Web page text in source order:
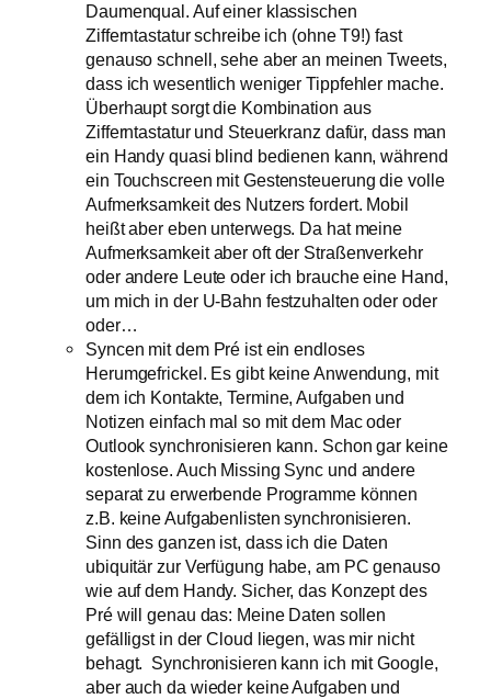
Daumenqual. Auf einer klassischen
Zifferntastatur schreibe ich (ohne T9!) fast
genauso schnell, sehe aber an meinen Tweets,
dass ich wesentlich weniger Tippfehler mache.
Überhaupt sorgt die Kombination aus
Zifferntastatur und Steuerkranz dafür, dass man
ein Handy quasi blind bedienen kann, während
ein Touchscreen mit Gestensteuerung die volle
Aufmerksamkeit des Nutzers fordert. Mobil
heißt aber eben unterwegs. Da hat meine
Aufmerksamkeit aber oft der Straßenverkehr
oder andere Leute oder ich brauche eine Hand,
um mich in der U-Bahn festzuhalten oder oder
oder…
Syncen mit dem Pré ist ein endloses
Herumgefrickel. Es gibt keine Anwendung, mit
dem ich Kontakte, Termine, Aufgaben und
Notizen einfach mal so mit dem Mac oder
Outlook synchronisieren kann. Schon gar keine
kostenlose. Auch Missing Sync und andere
separat zu erwerbende Programme können
z.B. keine Aufgabenlisten synchronisieren.
Sinn des ganzen ist, dass ich die Daten
ubiquitär zur Verfügung habe, am PC genauso
wie auf dem Handy. Sicher, das Konzept des
Pré will genau das: Meine Daten sollen
gefälligst in der Cloud liegen, was mir nicht
behagt. Synchronisieren kann ich mit Google,
aber auch da wieder keine Aufgaben und